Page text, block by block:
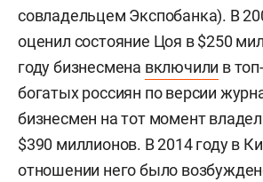
совладельцем Экспобанка). В
оценил состояние Цоя в $250
году бизнесмена включили в
богатых россиян по версии
бизнесмен на тот момент
$390 миллионов. В 2014 году в
отношении него было